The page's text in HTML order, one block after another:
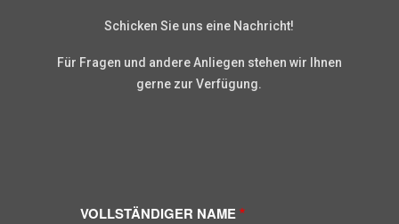
Schicken Sie uns eine Nachricht!
Für Fragen und andere Anliegen stehen wir Ihnen
gerne zur Verfügung.
VOLLSTÄNDIGER NAME